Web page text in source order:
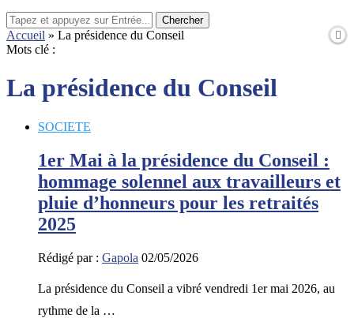
Chercher
Accueil » La présidence du Conseil
Mots clé :
La présidence du Conseil
SOCIETE
1er Mai à la présidence du Conseil :
hommage solennel aux travailleurs et
pluie d’honneurs pour les retraités
2025
Rédigé par : Gapola 02/05/2026
La présidence du Conseil a vibré vendredi 1er mai 2026, au
rythme de la …